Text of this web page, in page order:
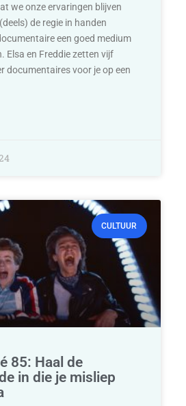
we onze ervaringen blijven
de regie in handen
een goed medium
Elsa en Freddie zetten vijf
documentaires voor je op een
CULTUUR
85: Haal de
in die je misliep